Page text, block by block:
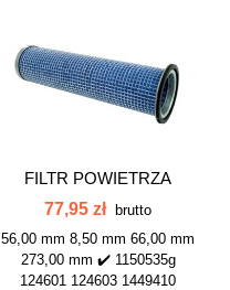
FILTR POWIETRZA
WEWNĘTRZNY...
77,95 zł brutto
56,00 mm 8,50 mm 66,00 mm
273,00 mm ✔️ 1150535g
124601 124603 1449410